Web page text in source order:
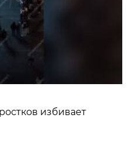
избивает